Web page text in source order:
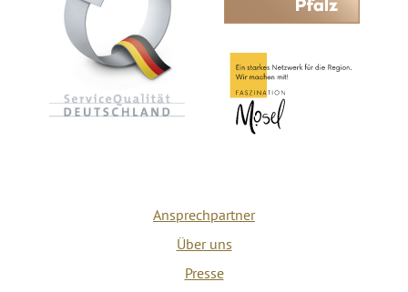
Ansprechpartner
Über uns
Presse